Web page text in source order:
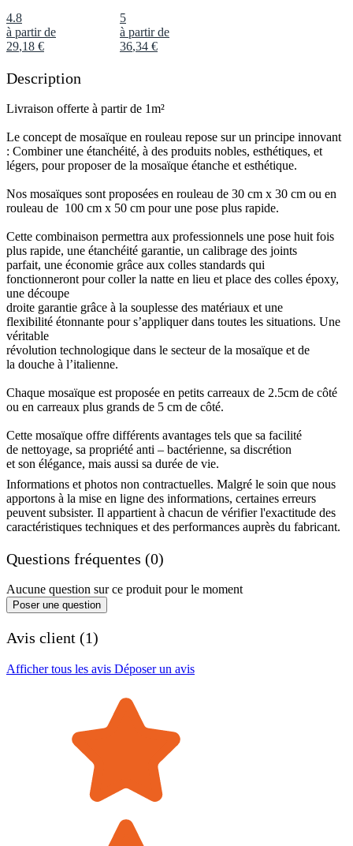
4.8
à partir de
29,18 €
5
à partir de
36,34 €
Description
Livraison offerte à partir de 1m²
Le concept de mosaïque en rouleau repose sur un principe innovant
: Combiner une étanchéité, à des produits nobles, esthétiques, et
légers, pour proposer de la mosaïque étanche et esthétique.
Nos mosaïques sont proposées en rouleau de 30 cm x 30 cm ou en
rouleau de 100 cm x 50 cm pour une pose plus rapide.
Cette combinaison permettra aux professionnels une pose huit fois
plus rapide, une étanchéité garantie, un calibrage des joints
parfait, une économie grâce aux colles standards qui
fonctionneront pour coller la natte en lieu et place des colles époxy,
une découpe
droite garantie grâce à la souplesse des matériaux et une
flexibilité étonnante pour s’appliquer dans toutes les situations. Une
véritable
révolution technologique dans le secteur de la mosaïque et de
la douche à l’italienne.
Chaque mosaïque est proposée en petits carreaux de 2.5cm de côté
ou en carreaux plus grands de 5 cm de côté.
Cette mosaïque offre différents avantages tels que sa facilité
de nettoyage, sa propriété anti – bactérienne, sa discrétion
et son élégance, mais aussi sa durée de vie.
Informations et photos non contractuelles. Malgré le soin que nous
apportons à la mise en ligne des informations, certaines erreurs
peuvent subsister. Il appartient à chacun de vérifier l'exactitude des
caractéristiques techniques et des performances auprès du fabricant.
Questions fréquentes (0)
Aucune question sur ce produit pour le moment
Poser une question
Avis client (1)
Afficher tous les avis Déposer un avis